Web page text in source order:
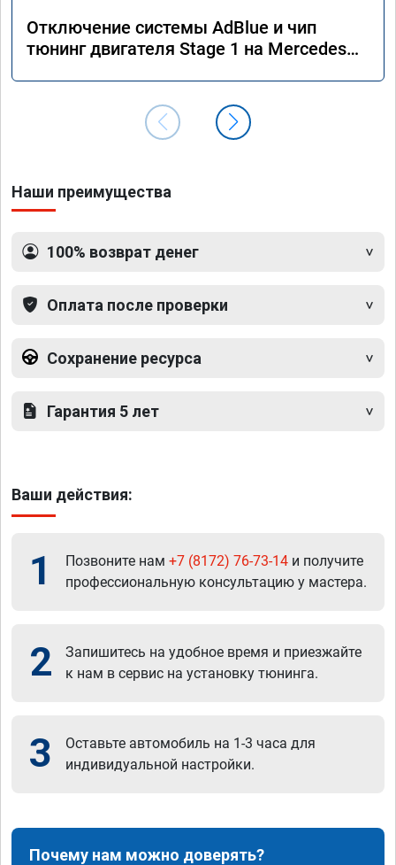
Отключение системы AdBlue и чип
тюнинг двигателя Stage 1 на Mercedes
Наши преимущества
100% возврат денег
Оплата после проверки
Сохранение ресурса
Гарантия 5 лет
Ваши действия:
1 Позвоните нам +7 (8172) 76-73-14 и получите
профессиональную консультацию у мастера.
2
Запишитесь на удобное время и приезжайте
к нам в сервис на установку тюнинга.
3
Оставьте автомобиль на 1-3 часа для
индивидуальной настройки.
Почему нам можно доверять?